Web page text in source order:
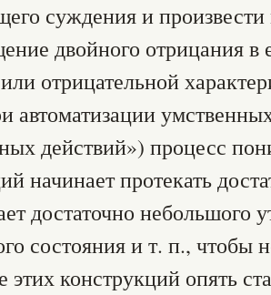
суждения и
двойного отрицания
отрицательной
автоматизации
действий») процесс
начинает протекать
достаточно небольшого
состояния и т. п., чтобы
этих конструкций опять